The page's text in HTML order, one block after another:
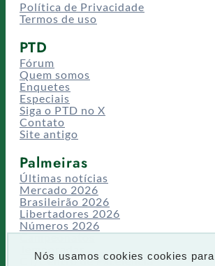
Nós usamos cookies cookies
Política de Privacidade
Termos de uso
PTD
Fórum
Quem somos
Enquetes
Especiais
Siga o PTD no X
Contato
Site antigo
Palmeiras
Últimas notícias
Mercado 2026
Brasileirão 2026
Libertadores 2026
Números 2026
Campeonatos
CT/Centro de Excelência